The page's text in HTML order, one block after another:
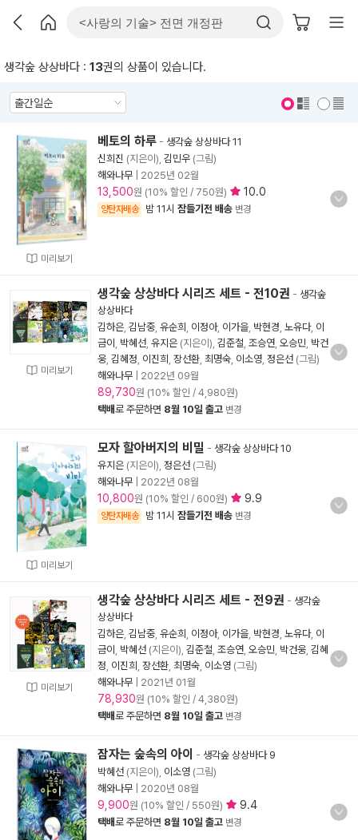
생각숲 상상바다 : 13권의 상품이 있습니다.
미리보기
베토의 하루 - 생각숲 상상바다 11
신희진 (지은이), 김민우 (그림)
해와나무
2025년 02월
13,500원 (10% 할인 / 750원) 10.0
양탄자배송 밤 11시 잠들기전 배송 변경
미리보기
생각숲 상상바다 시리즈 세트 - 전10권 - 생각숲
상상바다
김하은 김남중 유순희 이정아, 이가을 박현경 노유다, 이
금이
박혜선 유지은 (지은이), 김준철 조승연 오승민 박건
웅 김혜정 이진희 장선환 최명숙 이소영 정은선 (그림)
해와나무
2022년 09월
89,730원 (10% 할인 / 4,980원)
택배로 주문하면 8월 10일 출고 변경
미리보기
모자 할아버지의 비밀 - 생각숲 상상바다 10
유지은 (지은이), 정은선 (그림)
해와나무
2022년 08월
10,800원 (10% 할인 / 600원) 9.9
양탄자배송 밤 11시 잠들기전 배송 변경
미리보기
생각숲 상상바다 시리즈 세트 - 전9권 - 생각숲
상상바다
김하은 김남중 유순희 이정아, 이가을 박현경 노유다, 이
금이
박혜선 (지은이), 김준철 조승연 오승민 박건웅 김혜
정 이진희 장선환 최명숙 이소영 (그림)
해와나무
2021년 01월
78,930원 (10% 할인 / 4,380원)
택배로 주문하면 8월 10일 출고 변경
잠자는 숲속의 아이 - 생각숲 상상바다 9
박혜선 (지은이), 이소영 (그림)
해와나무
2020년 08월
9,900원 (10% 할인 / 550원) 9.4
택배로 주문하면 8월 10일 출고 변경